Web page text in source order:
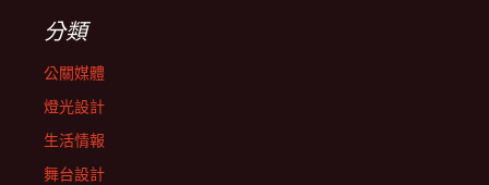
分類
公關媒體
燈光設計
生活情報
舞台設計